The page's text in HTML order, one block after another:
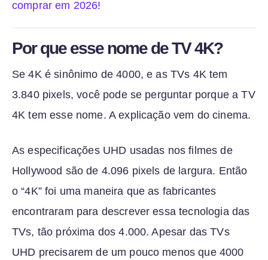
comprar em 2026!
Por que esse nome de TV 4K?
Se 4K é sinônimo de 4000, e as TVs 4K tem
3.840 pixels, você pode se perguntar porque a TV
4K tem esse nome. A explicação vem do cinema.
As especificações UHD usadas nos filmes de
Hollywood são de 4.096 pixels de largura. Então
o “4K” foi uma maneira que as fabricantes
encontraram para descrever essa tecnologia das
TVs, tão próxima dos 4.000. Apesar das TVs
UHD precisarem de um pouco menos que 4000